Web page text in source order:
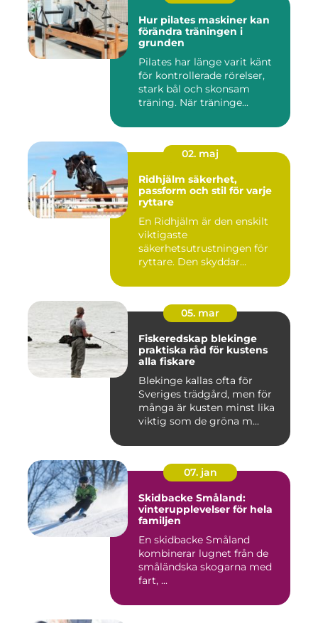
Hur pilates maskiner kan
förändra träningen i
grunden
Pilates har länge varit känt
för kontrollerade rörelser,
stark bål och skonsam
träning. När träninge...
02. maj
Ridhjälm säkerhet,
passform och stil för varje
ryttare
En Ridhjälm är den enskilt
viktigaste
säkerhetsutrustningen för
ryttare. Den skyddar
05. mar
Fiskeredskap blekinge
praktiska råd för kustens
alla fiskare
Blekinge kallas ofta för
Sveriges trädgård, men för
många är kusten minst lika
viktig som de gröna m...
07. jan
Skidbacke Småland:
vinterupplevelser för hela
familjen
En skidbacke Småland
kombinerar lugnet från de
småländska skogarna med
fart, ...